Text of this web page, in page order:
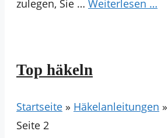
zulegen, Sie … Weiterlesen …
Top häkeln
Startseite » Häkelanleitungen »
Seite 2